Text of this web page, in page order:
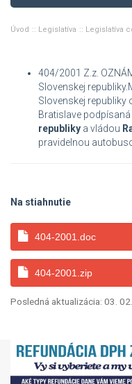
Úvod Legislatíva Legislatíva
404/2001 Z.z.
Slovenskej
Slovenskej republiky
Bratislave
republiky a vládou
pravidelnou
Na stiahnutie
404-2001.doc
404-2001.zip
Posledná aktualizácia: 03.